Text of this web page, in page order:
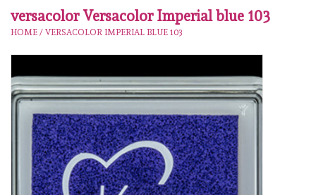
Workshops
Onze Merken
Mallen
versacolor Versacolor Imperial blue 103
HOME / VERSACOLOR IMPERIAL BLUE 103